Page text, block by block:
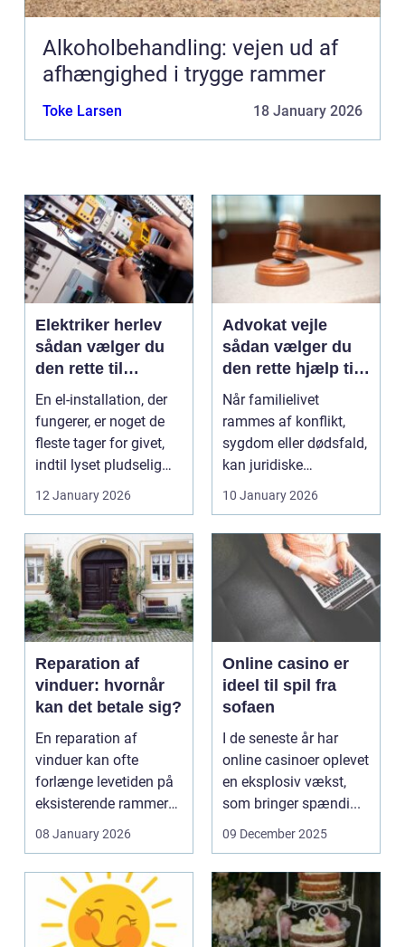
Alkoholbehandling: vejen ud af
afhængighed i trygge rammer
Toke Larsen 18 January 2026
Elektriker herlev
sådan vælger du
den rette til
opgaven
En el-installation, der
fungerer, er noget de
fleste tager for givet,
indtil lyset pludselig
går, el...
12 January 2026
Advokat vejle
sådan vælger du
den rette hjælp til
familien
Når familielivet
rammes af konflikt,
sygdom eller dødsfald,
kan juridiske
spørgsmål hurtigt
vokse si...
10 January 2026
Reparation af
vinduer: hvornår
kan det betale sig?
En reparation af
vinduer kan ofte
forlænge levetiden på
eksisterende rammer
og glas med ...
08 January 2026
Online casino er
ideel til spil fra
sofaen
I de seneste år har
online casinoer oplevet
en eksplosiv vækst,
som bringer spændi...
09 December 2025